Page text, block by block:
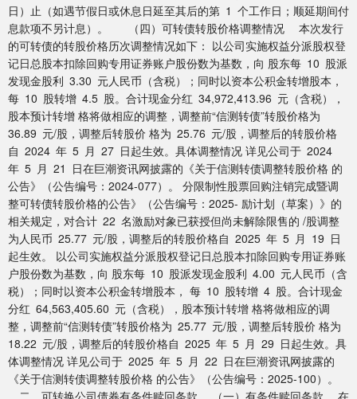
日）止（如遇节假日或休息日延至其后的第 1 个工作日；顺延期间付
息款项不另计息）。 （四）可转债转股价格调整情况 本次发行
的可转债的转股价格历次调整情况如下： 以公司实施权益分派股权登
记日总股本扣除回购专用证券账户股份数为基数，向 股东每 10 股派
发现金股利 3.30 元人民币（含税）；同时以资本公积金转增股本，
每 10 股转增 4.5 股。合计现金分红 34,972,413.96 元（含税），
股本预计转增 格将做相应的调整，调整前“信测转债”转股价格为
36.89 元/股，调整后转股价 格为 25.76 元/股，调整后的转股价格
自 2024 年 5 月 27 日起生效。具体调整情况 详见公司于 2024
年 5 月 21 日在巨潮资讯网披露的《关于信测转债调整转股价格 的
公告》（公告编号：2024-077）。 分限制性股票回购注销完成暨调
整可转债转股价格的公告》（公告编号：2025- 励计划（草案）》的
相关规定，对合计 22 名激励对象已获授但尚未解除限售的 /股调整
为人民币 25.77 元/股，调整后的转股价格自 2025 年 5 月 19 日
起生效。 以公司实施权益分派股权登记日总股本扣除回购专用证券账
户股份数为基数，向 股东每 10 股派发现金股利 4.00 元人民币（含
税）；同时以资本公积金转增股本， 每 10 股转增 4 股。合计现金
分红 64,563,405.60 元（含税），股本预计转增 格将做相应的调
整，调整前“信测转债”转股价格为 25.77 元/股，调整后转股价 格为
18.22 元/股，调整后的转股价格自 2025 年 5 月 29 日起生效。具
体调整情况 详见公司于 2025 年 5 月 22 日在巨潮资讯网披露的
《关于信测转债调整转股价格 的公告》（公告编号：2025-100）。
二、可转换公司债券有条件赎回条款 （一）有条件赎回条款 在